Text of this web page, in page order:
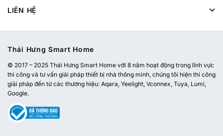
LIÊN HỆ
Thái Hưng Smart Home
© 2017 – 2025 Thái Hưng Smart Home với 8 năm hoạt động trong lĩnh vực
thi công và tư vấn giải pháp thiết bị nhà thông minh, chúng tôi hiện thi công
giải pháp đến từ các thương hiệu: Aqara, Yeelight, Vconnex, Tuya, Lumi,
Google.